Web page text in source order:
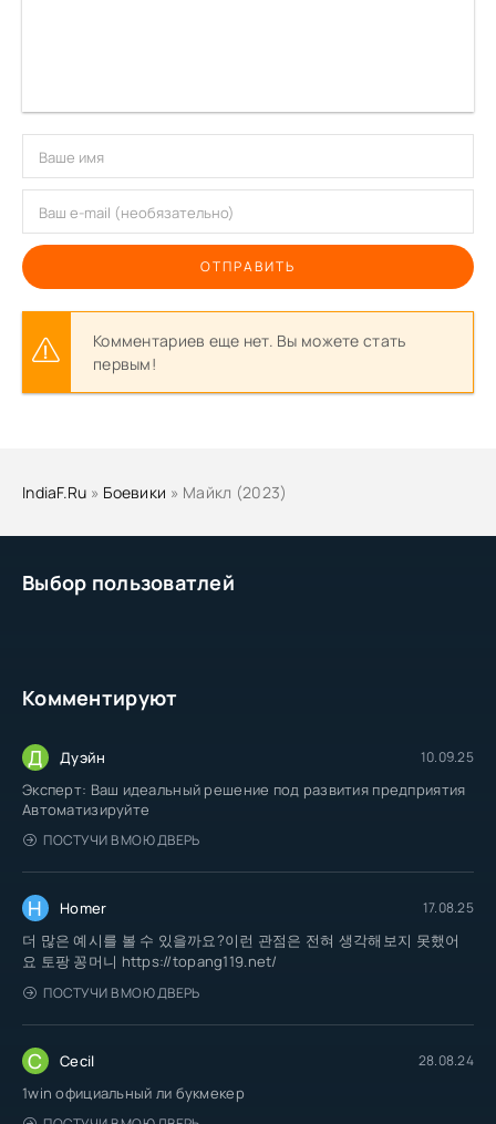
Выбор пользоватлей
Комментируют
Д Дуэйн 10.09.25
Эксперт: Ваш идеальный решение под развития предприятия
Автоматизируйте
ПОСТУЧИ В МОЮ ДВЕРЬ
H Homer 17.08.25
더 많은 예시를 볼 수 있을까요?이런 관점은 전혀 생각해보지 못했어
요 토팡 꽁머니 https://topang119.net/
ПОСТУЧИ В МОЮ ДВЕРЬ
C Cecil 28.08.24
1win официальный ли букмекер
ОТПРАВИТЬ
Комментариев еще нет. Вы можете стать
первым!
IndiaF.Ru » Боевики » Майкл (2023)